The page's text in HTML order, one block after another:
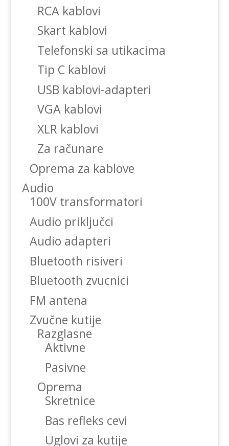
RCA kablovi
Skart kablovi
Telefonski sa utikacima
Tip C kablovi
USB kablovi-adapteri
VGA kablovi
XLR kablovi
Za računare
Oprema za kablove
Audio
100V transformatori
Audio priključci
Audio adapteri
Bluetooth risiveri
Bluetooth zvucnici
FM antena
Zvučne kutije
Razglasne
Aktivne
Pasivne
Oprema
Skretnice
Bas refleks cevi
Uglovi za kutije